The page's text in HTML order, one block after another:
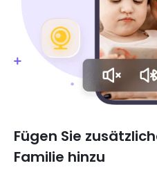
Fügen Sie
Familie hinzu